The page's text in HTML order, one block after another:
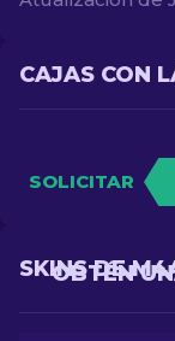
CAJAS CON
SOLICITAR
OBTÉN
SKINS DE